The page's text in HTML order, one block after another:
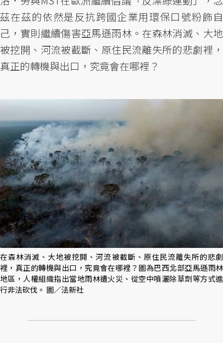
茲在茲的依然是反抗跨國企業用環保口號粉飾自
己，實則繼續傷害亞馬遜雨林。在森林消滅、大地
被挖開、河流被截斷、原住民流離失所的悲劇裡，
真正的轉機與出口，究竟會在哪裡？
在森林消滅、大地被挖開、河流被截斷、原住民流離失所的悲劇
裡，真正的轉機與出口，究竟會在哪裡？圖為巴西北部亞馬遜雨林
地區，人權組織指出當地雨林遭火災、從空中噴灑除草劑等方式進
行非法砍伐。 圖／法新社